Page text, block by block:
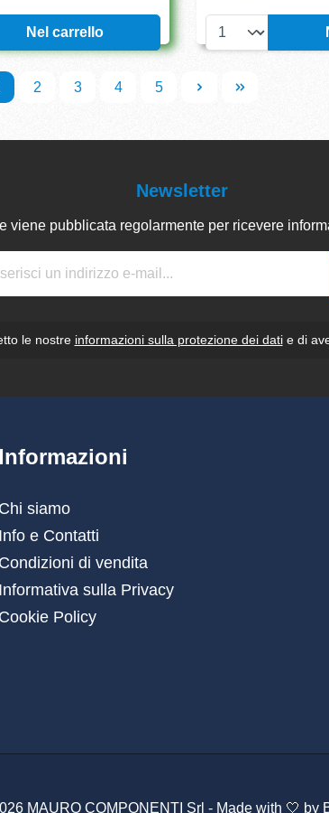
Nel carrello
2 3 4 5
Newsletter
viene pubblicata regolarmente per ricevere
le nostre informazioni sulla protezione dei datie di
Informazioni
Chi siamo
Info e Contatti
Condizioni di vendita
Informativa sulla Privacy
Cookie Policy
MAURO COMPONENTI Srl - Made with 🤍 by